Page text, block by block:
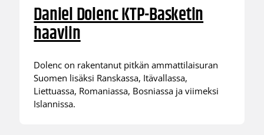
Daniel Dolenc KTP-Basketin
haaviin
Dolenc on rakentanut pitkän ammattilaisuran
Suomen lisäksi Ranskassa, Itävallassa,
Liettuassa, Romaniassa, Bosniassa ja viimeksi
Islannissa.